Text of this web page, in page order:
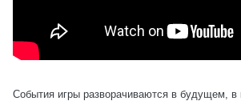
События игры разворачиваются в будущем, в